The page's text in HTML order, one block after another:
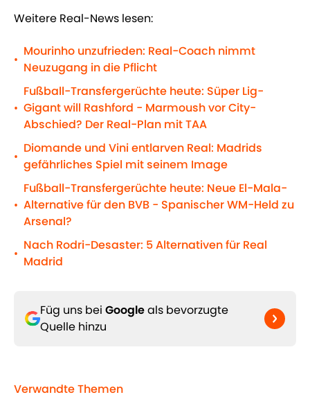
Weitere Real-News lesen:
•
Mourinho unzufrieden: Real-Coach nimmt
Neuzugang in die Pflicht
•
Fußball-Transfergerüchte heute: Süper Lig-
Gigant will Rashford - Marmoush vor City-
Abschied? Der Real-Plan mit TAA
•
Diomande und Vini entlarven Real: Madrids
gefährliches Spiel mit seinem Image
•
Fußball-Transfergerüchte heute: Neue El-Mala-
Alternative für den BVB - Spanischer WM-Held zu
Arsenal?
•
Nach Rodri-Desaster: 5 Alternativen für Real
Madrid
Füg uns bei Googleals bevorzugte
Quelle hinzu
Verwandte Themen